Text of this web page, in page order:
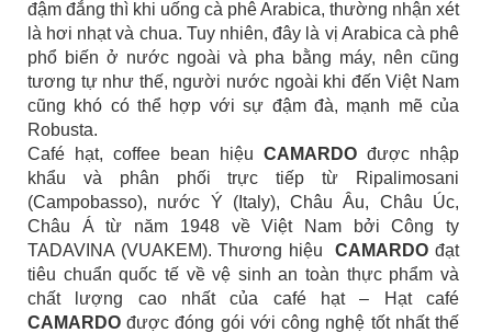
đậm đắng thì khi uống cà phê Arabica, thường nhận xét
là hơi nhạt và chua. Tuy nhiên, đây là vị Arabica cà phê
phổ biến ở nước ngoài và pha bằng máy, nên cũng
tương tự như thế, người nước ngoài khi đến Việt Nam
cũng khó có thể hợp với sự đậm đà, mạnh mẽ của
Robusta.
Café hạt, coffee bean hiệu CAMARDO được nhập
khẩu và phân phối trực tiếp từ Ripalimosani
(Campobasso), nước Ý (Italy), Châu Âu, Châu Úc,
Châu Á từ năm 1948 về Việt Nam bởi Công ty
TADAVINA (VUAKEM). Thương hiệuCAMARDO đạt
tiêu chuẩn quốc tế về vệ sinh an toàn thực phẩm và
chất lượng cao nhất của café hạt – Hạt café
CAMARDO được đóng gói với công nghệ tốt nhất thế